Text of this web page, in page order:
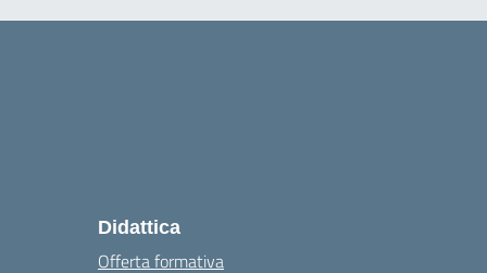
Didattica
Offerta formativa